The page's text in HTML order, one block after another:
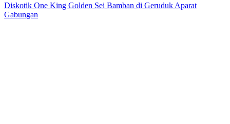
Diskotik One King Golden Sei Bamban di Geruduk Aparat
Gabungan